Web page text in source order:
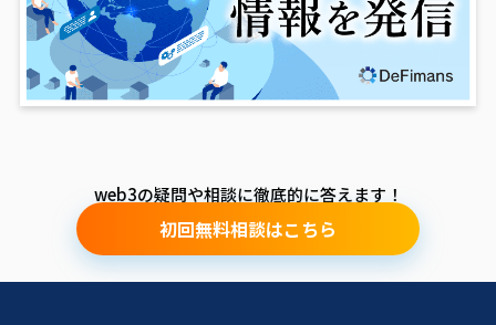
web3の疑問や相談に徹底的に答えます！
初回無料相談はこちら